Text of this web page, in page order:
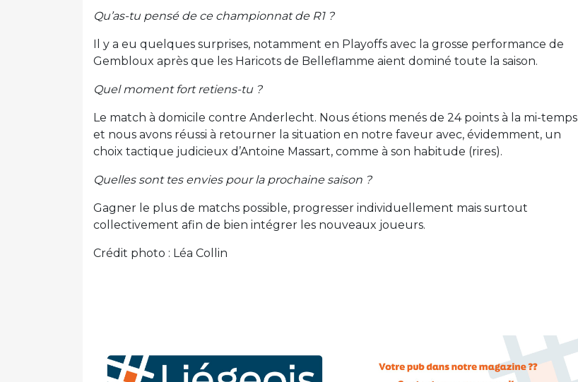
Qu’as-tu pensé de ce championnat de R1 ?
Il y a eu quelques surprises, notamment en Playoffs avec la grosse performance de
Gembloux après que les Haricots de Belleflamme aient dominé toute la saison.
Quel moment fort retiens-tu ?
Le match à domicile contre Anderlecht. Nous étions menés de 24 points à la mi-temps
et nous avons réussi à retourner la situation en notre faveur avec, évidemment, un
choix tactique judicieux d’Antoine Massart, comme à son habitude (rires).
Quelles sont tes envies pour la prochaine saison ?
Gagner le plus de matchs possible, progresser individuellement mais surtout
collectivement afin de bien intégrer les nouveaux joueurs.
Crédit photo : Léa Collin